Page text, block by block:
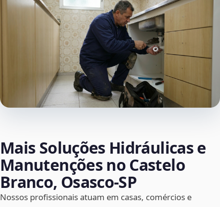
Mais Soluções Hidráulicas e
Manutenções no Castelo
Branco, Osasco‑SP
Nossos profissionais atuam em casas, comércios e